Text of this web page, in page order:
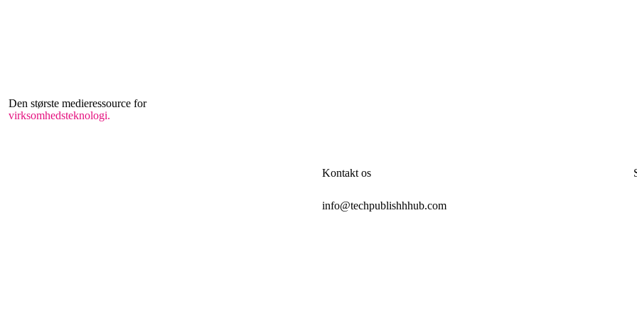
Den største medieressource for
virksomhedsteknologi.
Kontakt os
info@techpublishhhub.com